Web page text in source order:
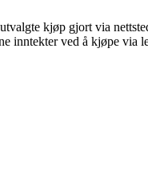
kjøp gjort via
ved å kjøpe via